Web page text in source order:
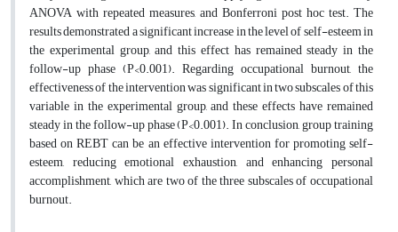
ANOVA with repeated measures, and Bonferroni post hoc test. The
results demonstrated a significant increase in the level of self-esteem in
the experimental group, and this effect has remained steady in the
follow-up phase (P<0.001). Regarding occupational burnout, the
effectiveness of the intervention was significant in two subscales of this
variable in the experimental group, and these effects have remained
steady in the follow-up phase (P<0.001). In conclusion, group training
based on REBT can be an effective intervention for promoting self-
esteem, reducing emotional exhaustion, and enhancing personal
accomplishment, which are two of the three subscales of occupational
burnout.